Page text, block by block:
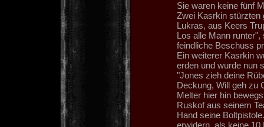
Sie waren keine fünf
Zwei Kasrkin stürzten
Lukras, aus Keers
Los alle Mann
feindliche Beschuss
Ein weiterer Kasrkin
erden und wurde nun
"Jones zieh deine
Deckung, Will geh zu
Melter hier hin
Ruskof aus seinem
Hand seine
erwidern, als keine 10